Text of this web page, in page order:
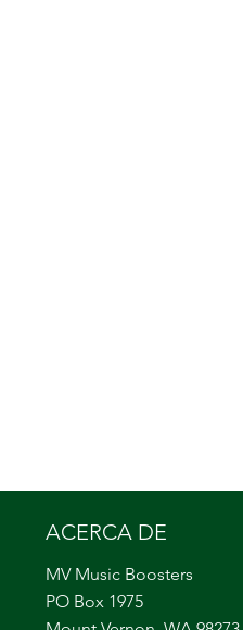
ACERCA DE
MV Music Boosters
PO Box 1975